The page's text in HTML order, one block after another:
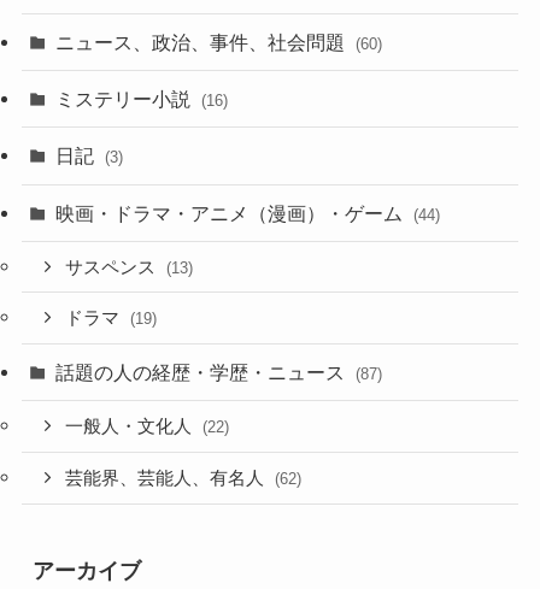
ニュース、政治、事件、社会問題 (60)
ミステリー小説 (16)
日記 (3)
映画・ドラマ・アニメ（漫画）・ゲーム (44)
サスペンス (13)
ドラマ (19)
話題の人の経歴・学歴・ニュース (87)
一般人・文化人 (22)
芸能界、芸能人、有名人 (62)
アーカイブ